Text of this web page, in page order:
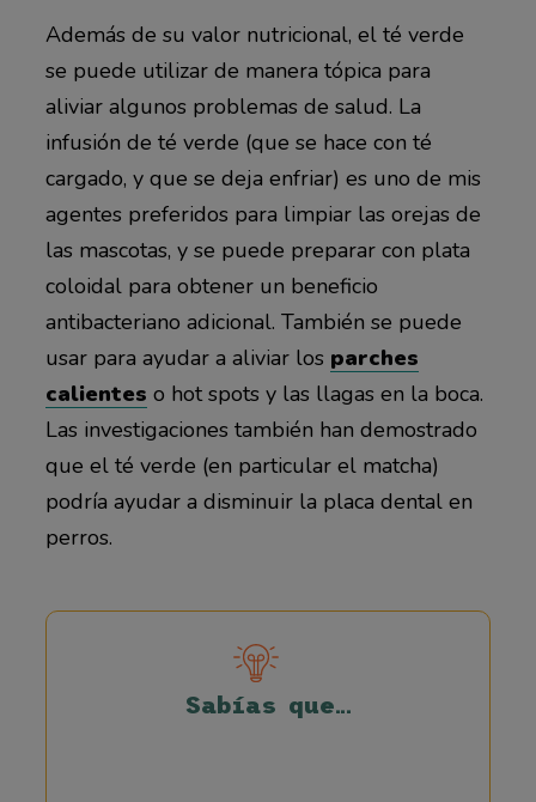
Además de su valor nutricional, el té verde
se puede utilizar de manera tópica para
aliviar algunos problemas de salud. La
infusión de té verde (que se hace con té
cargado, y que se deja enfriar) es uno de mis
agentes preferidos para limpiar las orejas de
las mascotas, y se puede preparar con plata
coloidal para obtener un beneficio
antibacteriano adicional. También se puede
usar para ayudar a aliviar los parches
calientes o hot spots y las llagas en la boca.
Las investigaciones también han demostrado
que el té verde (en particular el matcha)
podría ayudar a disminuir la placa dental en
perros.
Sabías que…